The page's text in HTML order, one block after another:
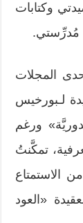
وكتابات
مُدرِّستي.
المجلات
لـبورخيس
ورغم
تمكَّنتُ
الاستمتاع
«العود